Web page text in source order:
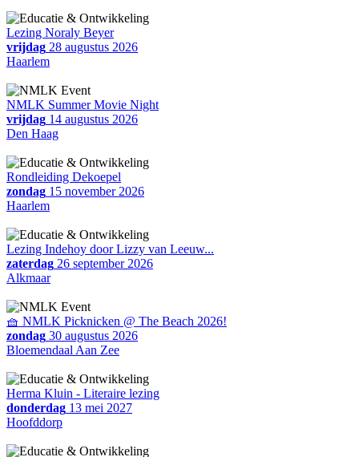
Lezing Noraly Beyer
vrijdag 28 augustus 2026
Haarlem
NMLK Summer Movie Night
vrijdag 14 augustus 2026
Den Haag
Rondleiding Dekoepel
zondag 15 november 2026
Haarlem
Lezing Indehoy door Lizzy van Leeuw...
zaterdag 26 september 2026
Alkmaar
🧺 NMLK Picknicken @ The Beach 2026!
zondag 30 augustus 2026
Bloemendaal Aan Zee
Herma Kluin - Literaire lezing
donderdag 13 mei 2027
Hoofddorp